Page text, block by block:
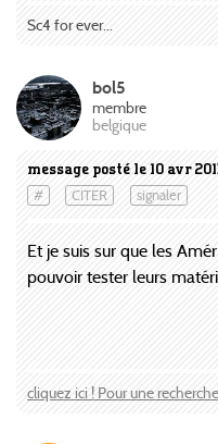
Sc4 for ever...
message posté le 10 avr
# CITER signaler
bol5
membre
belgique
Et je suis sur que les
pouvoir tester leurs
cliquez ici ! Pour une